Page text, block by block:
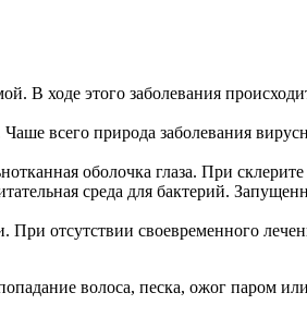
В ходе этого заболевания
всего природа заболевания
оболочка глаза. При
среда для бактерий.
При отсутствии своевременного
волоса, песка, ожог паром